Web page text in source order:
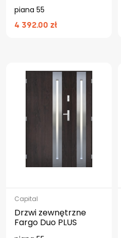
piana 55
4 392.00 zł
Capital
Drzwi zewnętrzne
Fargo Duo PLUS